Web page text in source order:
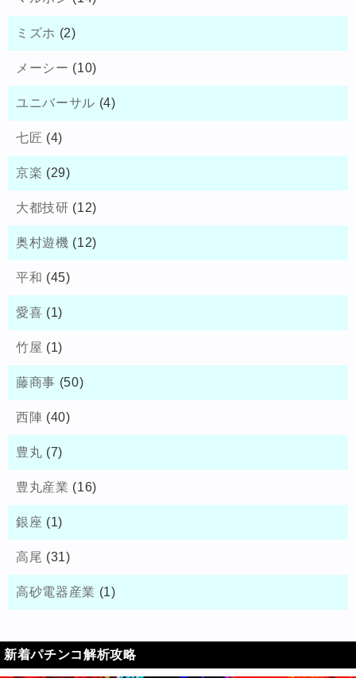
ミズホ (2)
メーシー (10)
ユニバーサル (4)
七匠 (4)
京楽 (29)
大都技研 (12)
奥村遊機 (12)
平和 (45)
愛喜 (1)
竹屋 (1)
藤商事 (50)
西陣 (40)
豊丸 (7)
豊丸産業 (16)
銀座 (1)
高尾 (31)
高砂電器産業 (1)
新着パチンコ解析攻略